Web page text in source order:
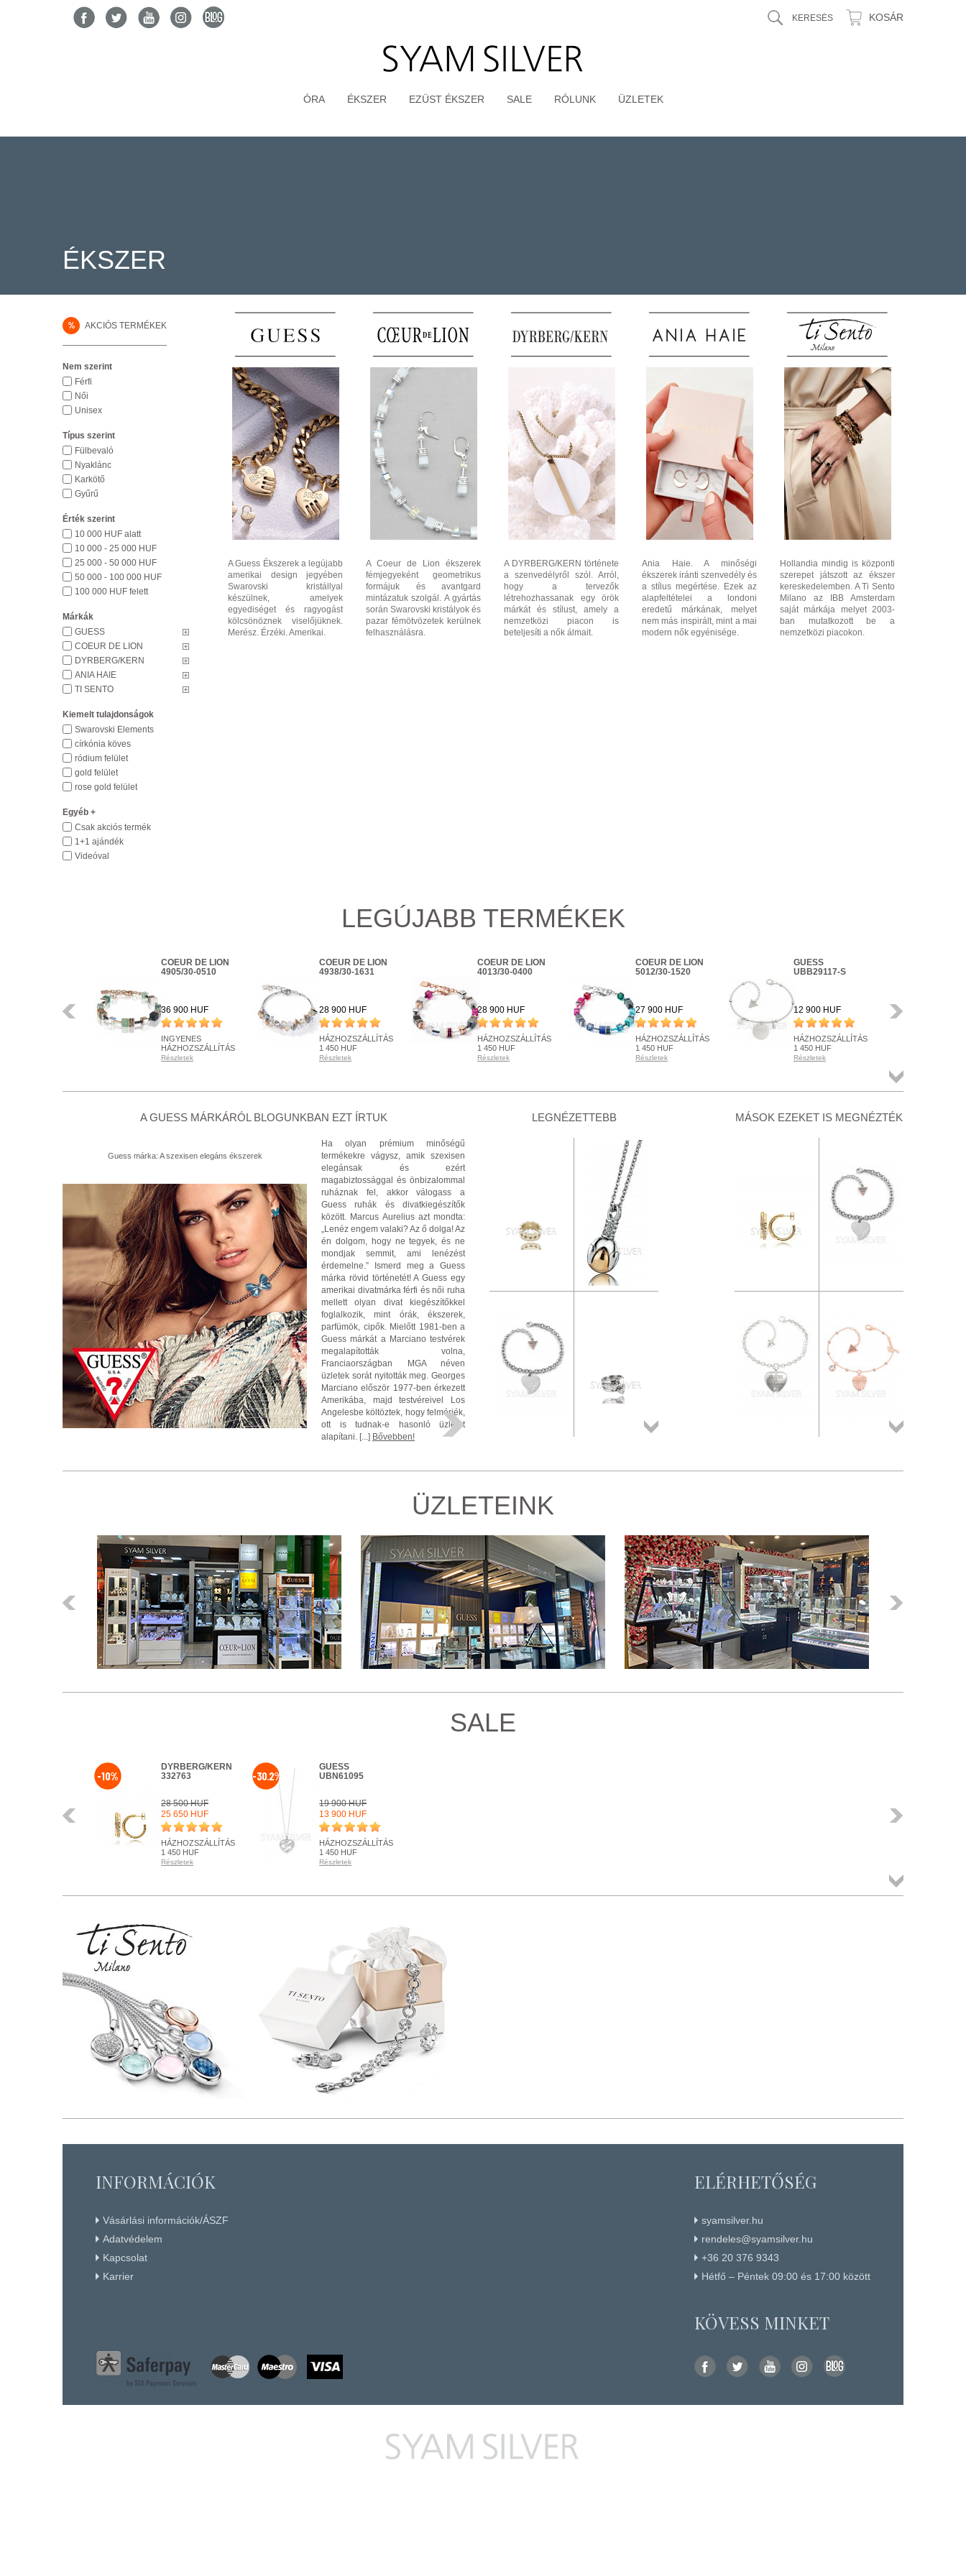
KOSÁR
ÓRA ÉKSZER EZÜST ÉKSZER SALE RÓLUNK ÜZLETEK
ÉKSZER
% AKCIÓS TERMÉKEK
Nem szerint
Férfi
Női
Unisex
Típus szerint
Fülbevaló
Nyaklánc
Karkötő
Gyűrű
Érték szerint
10 000 HUF alatt
10 000 - 25 000 HUF
25 000 - 50 000 HUF
50 000 - 100 000 HUF
100 000 HUF felett
Márkák
GUESS
COEUR DE LION
DYRBERG/KERN
ANIA HAIE
TI SENTO
Kiemelt tulajdonságok
Swarovski Elements
církónia köves
ródium felület
gold felület
rose gold felület
Egyéb +
Csak akciós termék
1+1 ajándék
Videóval
A Guess Ékszerek a legújabb
amerikai design jegyében
Swarovski kristállyal
készülnek, amelyek
egyediséget és ragyogást
kölcsönöznek viselőjüknek.
Merész. Érzéki. Amerikai.
A Coeur de Lion ékszerek
fémjegyeként geometrikus
formájuk és avantgard
mintázatuk szolgál. A gyártás
során Swarovski kristályok és
pazar fémötvözetek kerülnek
felhasználásra.
A DYRBERG/KERN története
a szenvedélyről szól. Arról,
hogy a tervezők
létrehozhassanak egy örök
márkát és stílust, amely a
nemzetközi piacon is
beteljesíti a nők álmait.
Ania Haie. A minőségi
ékszerek iránti szenvedély és
a stílus megértése. Ezek az
alapfeltételei a londoni
eredetű márkának, melyet
nem más inspirált, mint a mai
modern nők egyénisége.
Hollandia mindig is központi
szerepet játszott az ékszer
kereskedelemben. A Ti Sento
Milano az IBB Amsterdam
saját márkája melyet 2003-
ban mutatkozott be a
nemzetközi piacokon.
LEGÚJABB TERMÉKEK
Előző
COEUR DE LION
4905/30-0510
36 900 HUF
INGYENES
HÁZHOZSZÁLLÍTÁS
Részletek
+ KOSÁRBA
COEUR DE LION
4938/30-1631
28 900 HUF
HÁZHOZSZÁLLÍTÁS
1 450 HUF
Részletek
+ KOSÁRBA
COEUR DE LION
4013/30-0400
28 900 HUF
HÁZHOZSZÁLLÍTÁS
1 450 HUF
Részletek
COEUR DE LION
5012/30-1520
27 900 HUF
HÁZHOZSZÁLLÍTÁS
1 450 HUF
Részletek
GUESS
UBB29117-S
12 900 HUF
HÁZHOZSZÁLLÍTÁS
1 450 HUF
Részletek
A GUESS MÁRKÁRÓL BLOGUNKBAN EZT ÍRTUK
Guess márka: A szexisen elegáns ékszerek
Ha olyan prémium minőségű
termékekre vágysz, amik szexisen
elegánsak és ezért
magabiztossággal és önbizalommal
ruháznak fel, akkor válogass a
Guess ruhák és divatkiegészítők
között. Marcus Aurelius azt mondta:
„Lenéz engem valaki? Az ő dolga! Az
én dolgom, hogy ne tegyek, és ne
mondjak semmit, ami lenézést
érdemelne.” Ismerd meg a Guess
márka rövid történetét! A Guess egy
amerikai divatmárka férfi és női ruha
mellett olyan divat kiegészítőkkel
foglalkozik, mint órák, ékszerek,
parfümök, cipők. Mielőtt 1981-ben a
Guess márkát a Marciano testvérek
megalapították volna,
Franciaországban MGA néven
üzletek sorát nyitották meg. Georges
Marciano először 1977-ben érkezett
Amerikába, majd testvéreivel Los
Angelesbe költöztek, hogy felmérjék,
ott is tudnak-e hasonló üzletet
alapítani. [...] Bővebben!
LEGNÉZETTEBB MÁSOK EZEKET IS MEGNÉZTÉK
ÜZLETEINK
Előző
SALE
DYRBERG/KERN
332763
28 500 HUF
25 650 HUF
-10%
HÁZHOZSZÁLLÍTÁS
1 450 HUF
Részletek
GUESS
UBN61095
19 900 HUF
13 900 HUF
-30.2%
HÁZHOZSZÁLLÍTÁS
1 450 HUF
Részletek
ELÉRHETŐSÉG
syamsilver.hu
rendeles@syamsilver.hu
+36 20 376 9343
Hétfő – Péntek 09:00 és 17:00 között
KÖVESS MINKET
INFORMÁCIÓK
Vásárlási információk/ÁSZF
Adatvédelem
Kapcsolat
Karrier